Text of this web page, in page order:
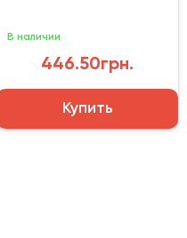
В наличии
446.50грн.
Купить